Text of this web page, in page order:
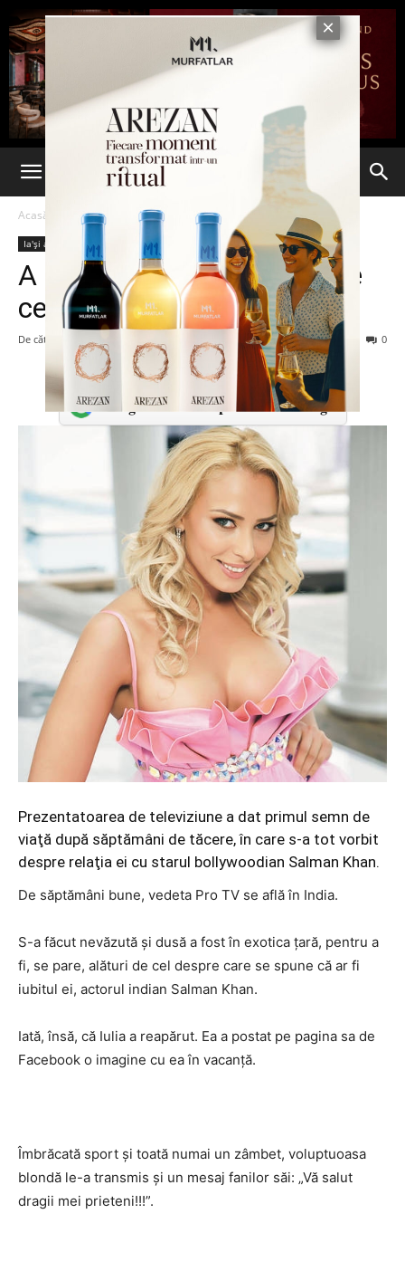
Acasă Ia'și arată bine Vedete
Ia'și arată bine
A reapărut Iulia Vântur! Uite
ce mesaj a transmis!
De către 7 iunie 2013 0
Adaugă-ne ca sursă preferată în Google
Prezentatoarea de televiziune a dat primul semn de
viaţă după săptămâni de tăcere, în care s-a tot vorbit
despre relaţia ei cu starul bollywoodian Salman Khan.
De săptămâni bune, vedeta Pro TV se află în India.
S-a făcut nevăzută şi dusă a fost în exotica ţară, pentru a
fi, se pare, alături de cel despre care se spune că ar fi
iubitul ei, actorul indian Salman Khan.
Iată, însă, că Iulia a reapărut. Ea a postat pe pagina sa de
Facebook o imagine cu ea în vacanţă.
Îmbrăcată sport şi toată numai un zâmbet, voluptuoasa
blondă le-a transmis şi un mesaj fanilor săi: „Vă salut
dragii mei prieteni!!!”.